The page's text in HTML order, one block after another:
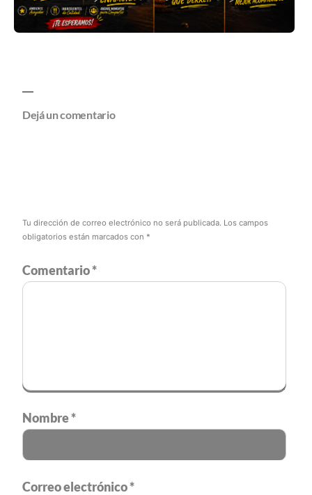
Dejá un comentario
Tu dirección de correo electrónico no será publicada. Los campos
obligatorios están marcados con *
Comentario*
Nombre*
Correo electrónico*